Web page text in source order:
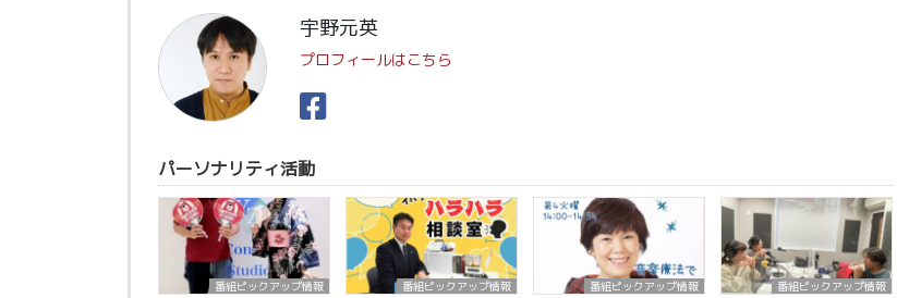
宇野元英
プロフィールはこちら
パーソナリティ活動
番組ピックアップ情報
番組ピックアップ情報
番組ピックアップ情報
番組ピックアップ情報